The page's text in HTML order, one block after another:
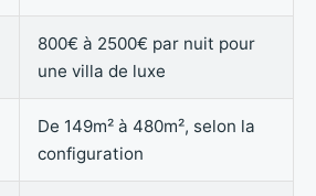
800€ à 2500€ par nuit pour
une villa de luxe
De 149m² à 480m², selon la
configuration